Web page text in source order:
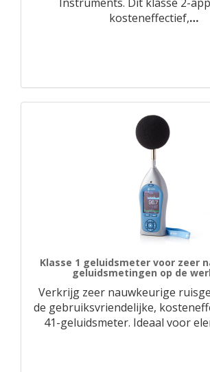
kosteneffectief,…
Klasse 1 geluidsmeter voor zeer
geluidsmetingen op de
Verkrijg zeer nauwkeurige
de gebruiksvriendelijke,
41-geluidsmeter. Ideaal voor